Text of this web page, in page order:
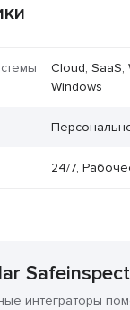
Cloud, SaaS,
Windows
24/7,
Safeinspect
интеграторы